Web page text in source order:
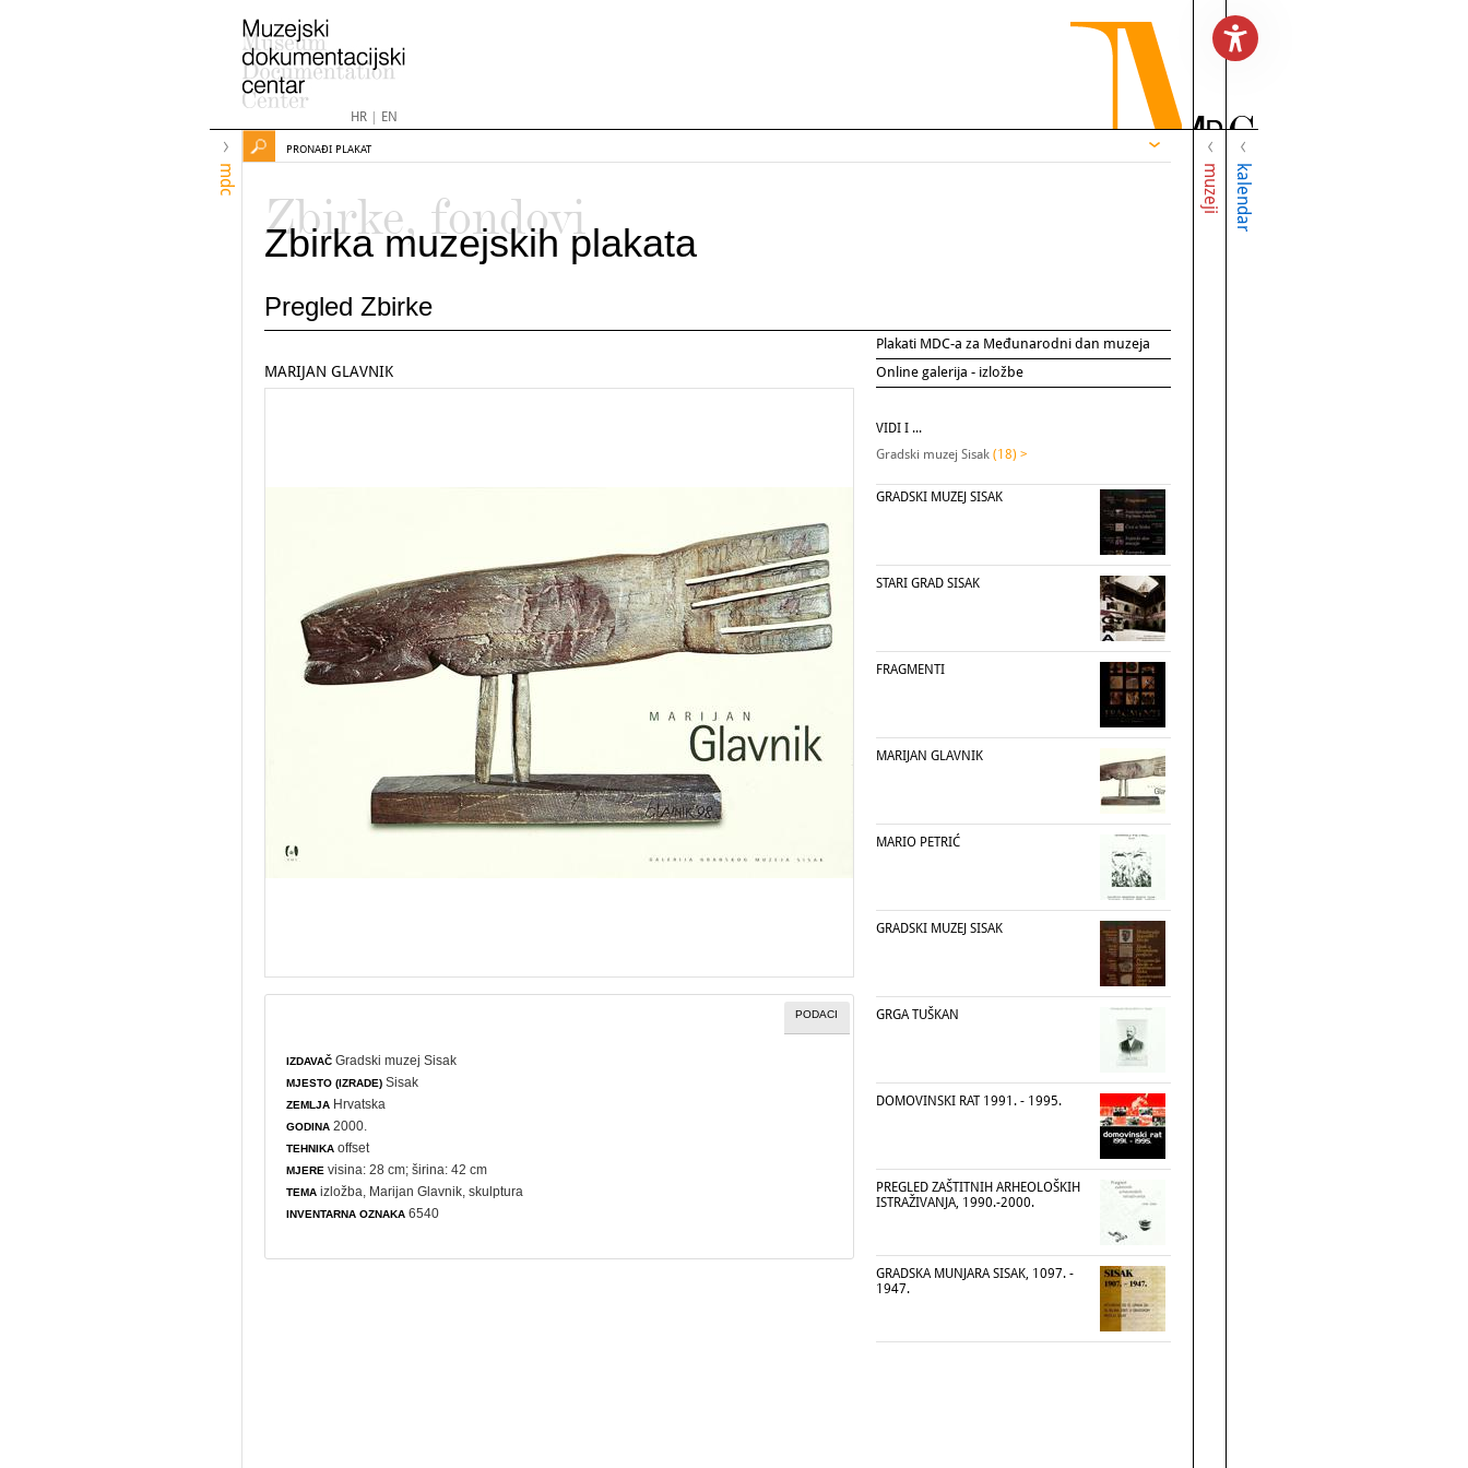
HR| EN
mdc muzeji kalendar
PRONAĐI PLAKAT
Zbirke, fondovi
Zbirka muzejskih plakata
Pregled Zbirke
Plakati MDC-a za Međunarodni dan muzeja
Online galerija - izložbe
MARIJAN GLAVNIK
PODACI
IZDAVAČ Gradski muzej Sisak
MJESTO (IZRADE) Sisak
ZEMLJA Hrvatska
GODINA 2000.
TEHNIKA offset
MJERE visina: 28 cm; širina: 42 cm
TEMA izložba , Marijan Glavnik,skulptura
INVENTARNA OZNAKA 6540
VIDI I ...
Gradski muzej Sisak (18) >
GRADSKI MUZEJ SISAK
STARI GRAD SISAK
FRAGMENTI
MARIJAN GLAVNIK
MARIO PETRIĆ
GRADSKI MUZEJ SISAK
GRGA TUŠKAN
DOMOVINSKI RAT 1991. - 1995.
PREGLED ZAŠTITNIH ARHEOLOŠKIH
ISTRAŽIVANJA, 1990.-2000.
GRADSKA MUNJARA SISAK, 1097. -
1947.